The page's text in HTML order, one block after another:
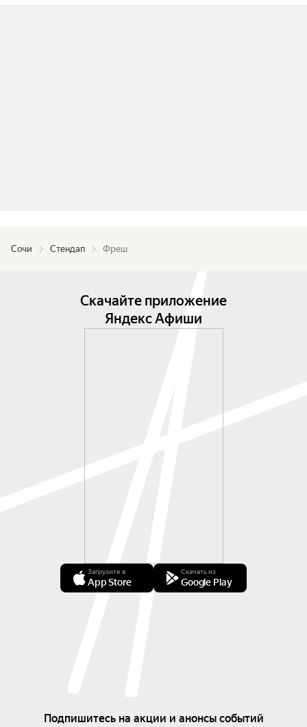
Сочи Стендап Фреш
Скачайте приложение
Яндекс Афиши
Загрузите в
App Store
Скачать из
Google Play
Подпишитесь на акции и анонсы событий